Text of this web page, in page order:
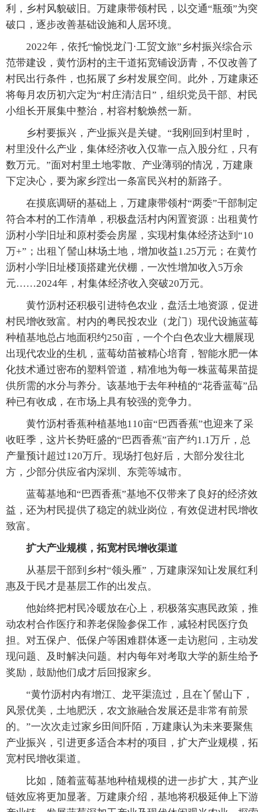
利，乡村风貌破旧。万建康带领村民，以交通“瓶颈”为突
破口，逐步改善基础设施和人居环境。
2022年，依托“愉悦龙门·工贸文旅”乡村振兴综合示
范带建设，黄竹沥村的主干道拓宽铺设沥青，不仅改善了
村民出行条件，也拓展了乡村发展空间。此外，万建康还
将每月农历初六定为“村庄清洁日”，组织党员干部、村民
小组长开展集中整治，村容村貌焕然一新。
乡村要振兴，产业振兴是关键。“我刚回到村里时，
村里没什么产业，集体经济收入仅靠一点入股分红，只有
数万元。”面对村里土地零散、产业薄弱的情况，万建康
下定决心，要为家乡蹚出一条富民兴村的新路子。
在摸底调研的基础上，万建康带领村“两委”干部制定
符合本村的工作清单，积极盘活村内闲置资源：出租黄竹
沥村小学旧址和原村委会房屋，实现村集体经济达到“10
万+”；出租丫髻山林场土地，增加收益1.25万元；在黄竹
沥村小学旧址楼顶搭建光伏棚，一次性增加收入5万余
元……2024年，村集体经济收入突破20万元。
黄竹沥村还积极引进特色农业，盘活土地资源，促进
村民增收致富。村内的粤民投农业（龙门）现代设施蓝莓
种植基地总占地面积约250亩，一个个白色农业大棚展现
出现代农业的生机，蓝莓幼苗被精心培育，智能水肥一体
化技术通过密布的塑料管道，精准地为每一株蓝莓果苗提
供所需的水分与养分。该基地于去年种植的“花香蓝莓”品
种已有收成，在市场上具有较强的竞争力。
黄竹沥村香蕉种植基地110亩“巴西香蕉”也迎来了采
收旺季，这片长势旺盛的“巴西香蕉”亩产约1.1万斤，总
产量预计超过120万斤。现场打包好后，大部分发往北
方，少部分供应省内深圳、东莞等城市。
蓝莓基地和“巴西香蕉”基地不仅带来了良好的经济效
益，还为村民提供了稳定的就业岗位，有效促进村民增收
致富。
扩大产业规模，拓宽村民增收渠道
从基层干部到乡村“领头雁”，万建康深知让发展红利
惠及于民才是基层工作的出发点。
他始终把村民冷暖放在心上，积极落实惠民政策，推
动农村合作医疗和养老保险参保工作，减轻村民医疗负
担。对五保户、低保户等困难群体逐一走访慰问，主动发
现问题、及时解决问题。村内每年对考取大学的新生给予
奖励，鼓励他们成才后回报家乡。
“黄竹沥村内有增江、龙平渠流过，且在丫髻山下，
风景优美，土地肥沃，农文旅融合发展还是非常有前景
的。”一次次走过家乡田间阡陌，万建康认为未来要聚焦
产业振兴，引进更多适合本村的项目，扩大产业规模，拓
宽村民增收渠道。
比如，随着蓝莓基地种植规模的进一步扩大，其产业
链效应将更加显著。万建康介绍，基地将积极延伸上下游